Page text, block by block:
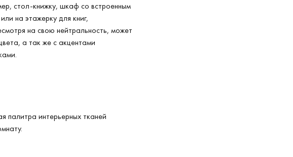
стол-книжку, шкаф со встроенным
на этажерку для книг,
на свою нейтральность, может
а так же с акцентами
палитра интерьерных тканей